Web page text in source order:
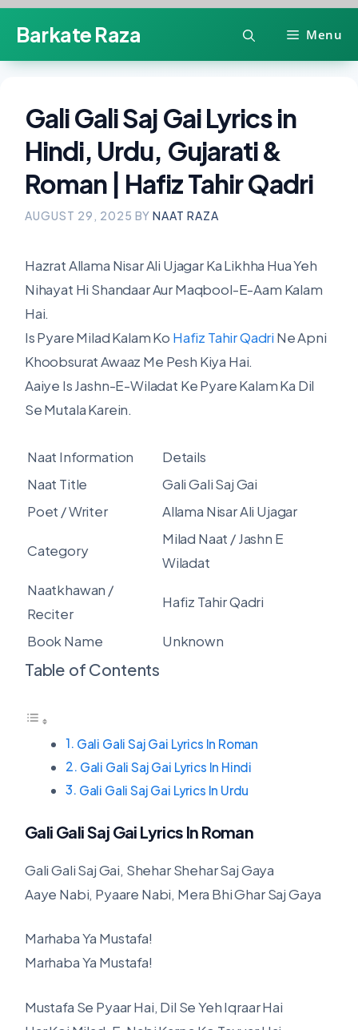
content
Barkate Raza Menu
Gali Gali Saj Gai Lyrics in
Hindi, Urdu, Gujarati &
Roman | Hafiz Tahir Qadri
AUGUST 29, 2025 BY NAAT RAZA
Hazrat Allama Nisar Ali Ujagar Ka Likhha Hua Yeh
Nihayat Hi Shandaar Aur Maqbool-E-Aam Kalam
Hai.
Is Pyare Milad Kalam Ko Hafiz Tahir Qadri Ne Apni
Khoobsurat Awaaz Me Pesh Kiya Hai.
Aaiye Is Jashn-E-Wiladat Ke Pyare Kalam Ka Dil
Se Mutala Karein.
Naat Information
Details
Naat Title
Gali Gali Saj Gai
Poet / Writer
Allama Nisar Ali Ujagar
Category
Milad Naat / Jashn E
Wiladat
Naatkhawan /
Reciter
Hafiz Tahir Qadri
Book Name Unknown
Table of Contents
Gali Gali Saj Gai Lyrics In Roman
Gali Gali Saj Gai Lyrics In Hindi
Gali Gali Saj Gai Lyrics In Urdu
Gali Gali Saj Gai Lyrics In Roman
Gali Gali Saj Gai, Shehar Shehar Saj Gaya
Aaye Nabi, Pyaare Nabi, Mera Bhi Ghar Saj Gaya
Marhaba Ya Mustafa!
Marhaba Ya Mustafa!
Mustafa Se Pyaar Hai, Dil Se Yeh Iqraar Hai